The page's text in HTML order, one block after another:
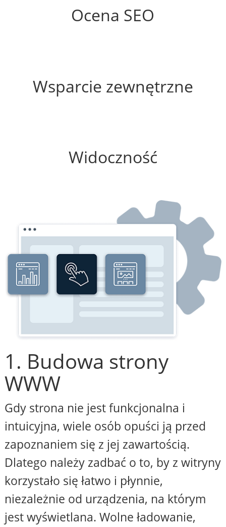
Ocena SEO
Wsparcie zewnętrzne
Widoczność
1. Budowa strony
WWW
Gdy strona nie jest funkcjonalna i
intuicyjna, wiele osób opuści ją przed
zapoznaniem się z jej zawartością.
Dlatego należy zadbać o to, by z witryny
korzystało się łatwo i płynnie,
niezależnie od urządzenia, na którym
jest wyświetlana. Wolne ładowanie,